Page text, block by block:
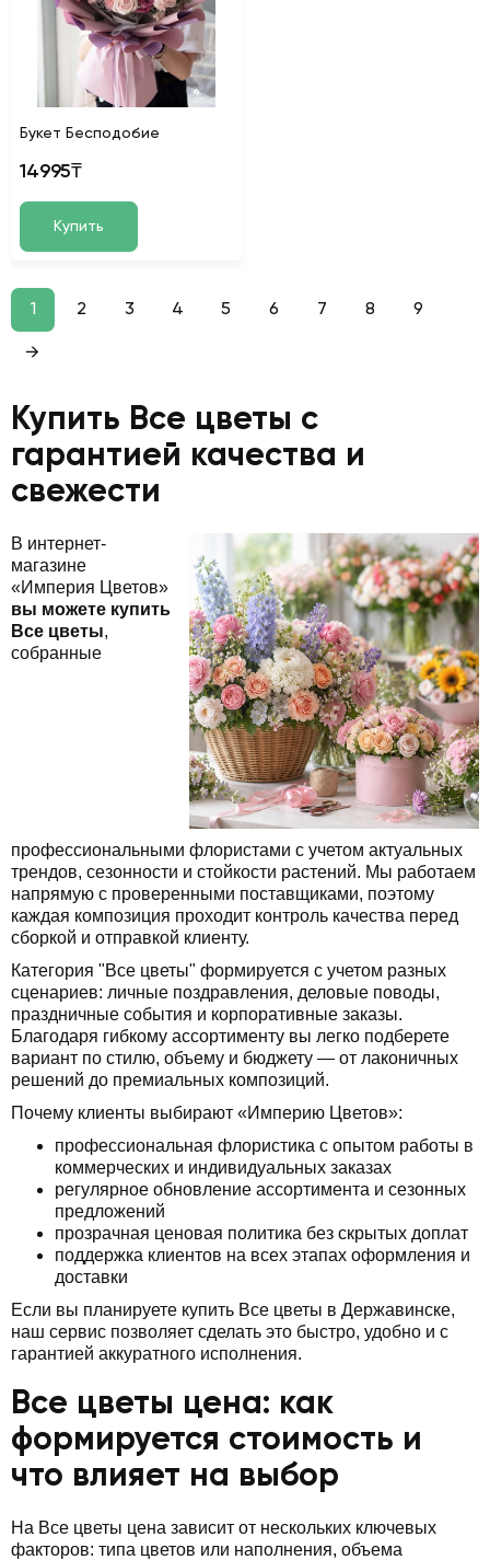
Букет Бесподобие
14995₸
Купить
1 2 3 4 5 6 7 8 9
→
Купить Все цветы с
гарантией качества и
свежести
В интернет-
магазине
«Империя Цветов»
вы можете купить
Все цветы,
собранные
профессиональными флористами с учетом актуальных
трендов, сезонности и стойкости растений. Мы работаем
напрямую с проверенными поставщиками, поэтому
каждая композиция проходит контроль качества перед
сборкой и отправкой клиенту.
Категория "Все цветы" формируется с учетом разных
сценариев: личные поздравления, деловые поводы,
праздничные события и корпоративные заказы.
Благодаря гибкому ассортименту вы легко подберете
вариант по стилю, объему и бюджету — от лаконичных
решений до премиальных композиций.
Почему клиенты выбирают «Империю Цветов»:
профессиональная флористика с опытом работы в
коммерческих и индивидуальных заказах
регулярное обновление ассортимента и сезонных
предложений
прозрачная ценовая политика без скрытых доплат
поддержка клиентов на всех этапах оформления и
доставки
Если вы планируете купить Все цветы в Державинске,
наш сервис позволяет сделать это быстро, удобно и с
гарантией аккуратного исполнения.
Все цветы цена: как
формируется стоимость и
что влияет на выбор
На Все цветы цена зависит от нескольких ключевых
факторов: типа цветов или наполнения, объема